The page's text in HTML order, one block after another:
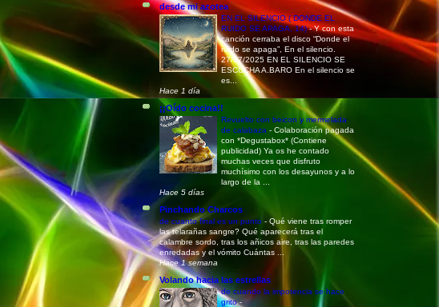
desde mi azotea
EN EL SILENCIO ( DONDE EL
RUIDO SE APAGA, 14)-Y con esta
canción cerraba el disco “Donde el
ruido se apaga”, En el silencio.
27/07/2025 EN EL SILENCIO SE
ESCUCHA A.BARO En el silencio se
es...
Hace 1 día
¡¡Oído cocina!!
Revuelto con beicon y mermelada
de calabaza - Colaboración pagada
con *Degustabox* (Contiene
publicidad) Ya os he contado
muchas veces que disfruto
muchísimo con los desayunos y a lo
largo de la ...
Hace 5 días
Pinchando Charcos
de cuanto final es un punto - Qué viene tras romper
las telarañas sangre? Qué aparecerá tras el
calambre sordo, tras los añicos aire, tras las paredes
enredadas y el vómito Cuántas ...
Hace 1 semana
Volando hacia las estrellas
de cuando la impotencia se hace
grito-